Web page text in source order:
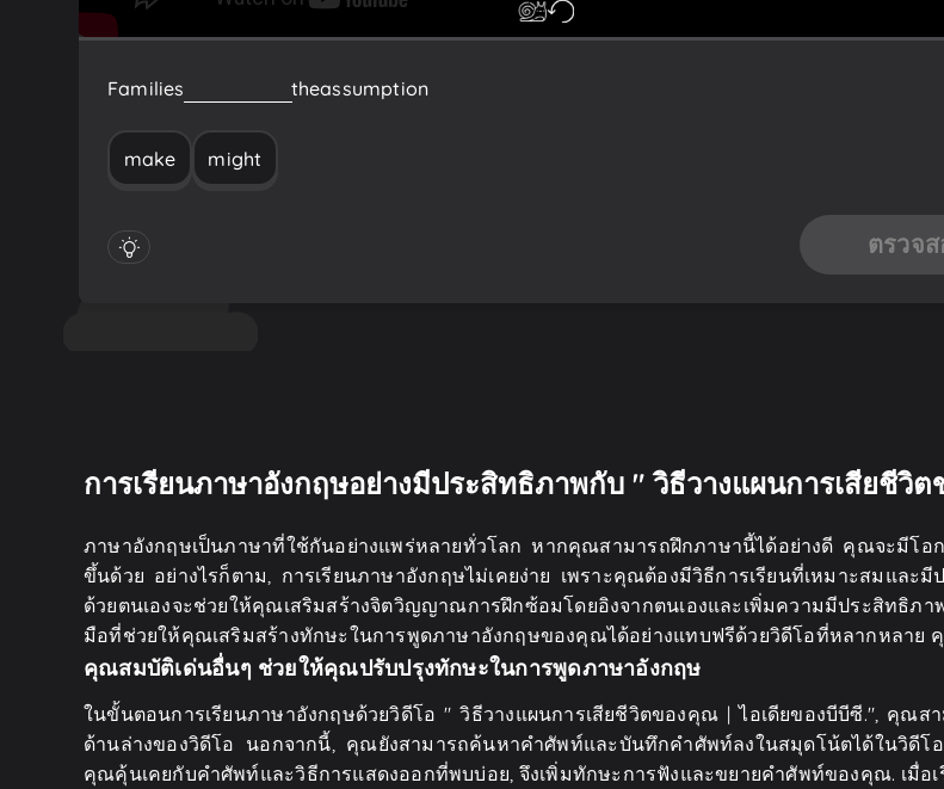
Families theassumption
make might
ตรวจ
การเรียนภาษาอังกฤษอย่างมีประสิทธิภาพกับ " วิธีวางแผนการเสียชีวิ
ภาษาอังกฤษเป็นภาษาที่ใช้กันอย่างแพร่หลายทั่วโลก หากคุณสามารถฝึกภาษานี้ได้อย่างดี คุณจะมีโ
ขึ้นด้วย อย่างไรก็ตาม, การเรียนภาษาอังกฤษไม่เคยง่าย เพราะคุณต้องมีวิธีการเรียนที่เหมาะสมและ
ด้วยตนเองจะช่วยให้คุณเสริมสร้างจิตวิญญาณการฝึกซ้อมโดยอิงจากตนเองและเพิ่มความมีประสิทธิภ
มือที่ช่วยให้คุณเสริมสร้างทักษะในการพูดภาษาอังกฤษของคุณได้อย่างแทบฟรีด้วยวิดีโอที่หลากหลา
คุณสมบัติเด่นอื่นๆ ช่วยให้คุณปรับปรุงทักษะในการพูดภาษาอังกฤษ
ในขั้นตอนการเรียนภาษาอังกฤษด้วยวิดีโอ " วิธีวางแผนการเสียชีวิตของคุณ | ไอเดียของบีบีซี.", คุณ
ด้านล่างของวิดีโอ นอกจากนี้, คุณยังสามารถค้นหาคำศัพท์และบันทึกคำศัพท์ลงในสมุดโน้ตได้ในวิดีโ
คุณคุ้นเคยกับคำศัพท์และวิธีการแสดงออกที่พบบ่อย, จึงเพิ่มทักษะการฟังและขยายคำศัพท์ของคุณ. เมื่อ